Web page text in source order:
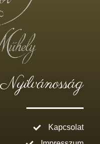
Nyilvánosság
Kapcsolat